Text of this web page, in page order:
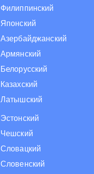
Филиппинский
Японский
Азербайджанский
Армянский
Белорусский
Казахский
Латышский
Эстонский
Чешский
Словацкий
Словенский